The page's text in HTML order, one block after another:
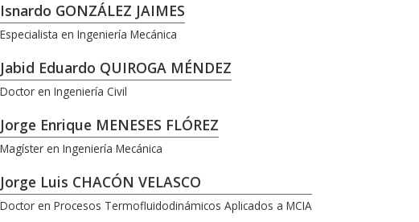
Isnardo GONZÁLEZ JAIMES
Especialista en Ingeniería Mecánica
Jabid Eduardo QUIROGA MÉNDEZ
Doctor en Ingeniería Civil
Jorge Enrique MENESES FLÓREZ
Magíster en Ingeniería Mecánica
Jorge Luis CHACÓN VELASCO
Doctor en Procesos Termofluidodinámicos Aplicados a MCIA